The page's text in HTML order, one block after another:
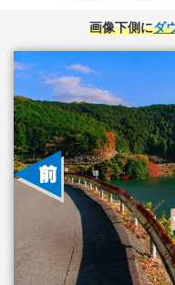
画像下側にダ